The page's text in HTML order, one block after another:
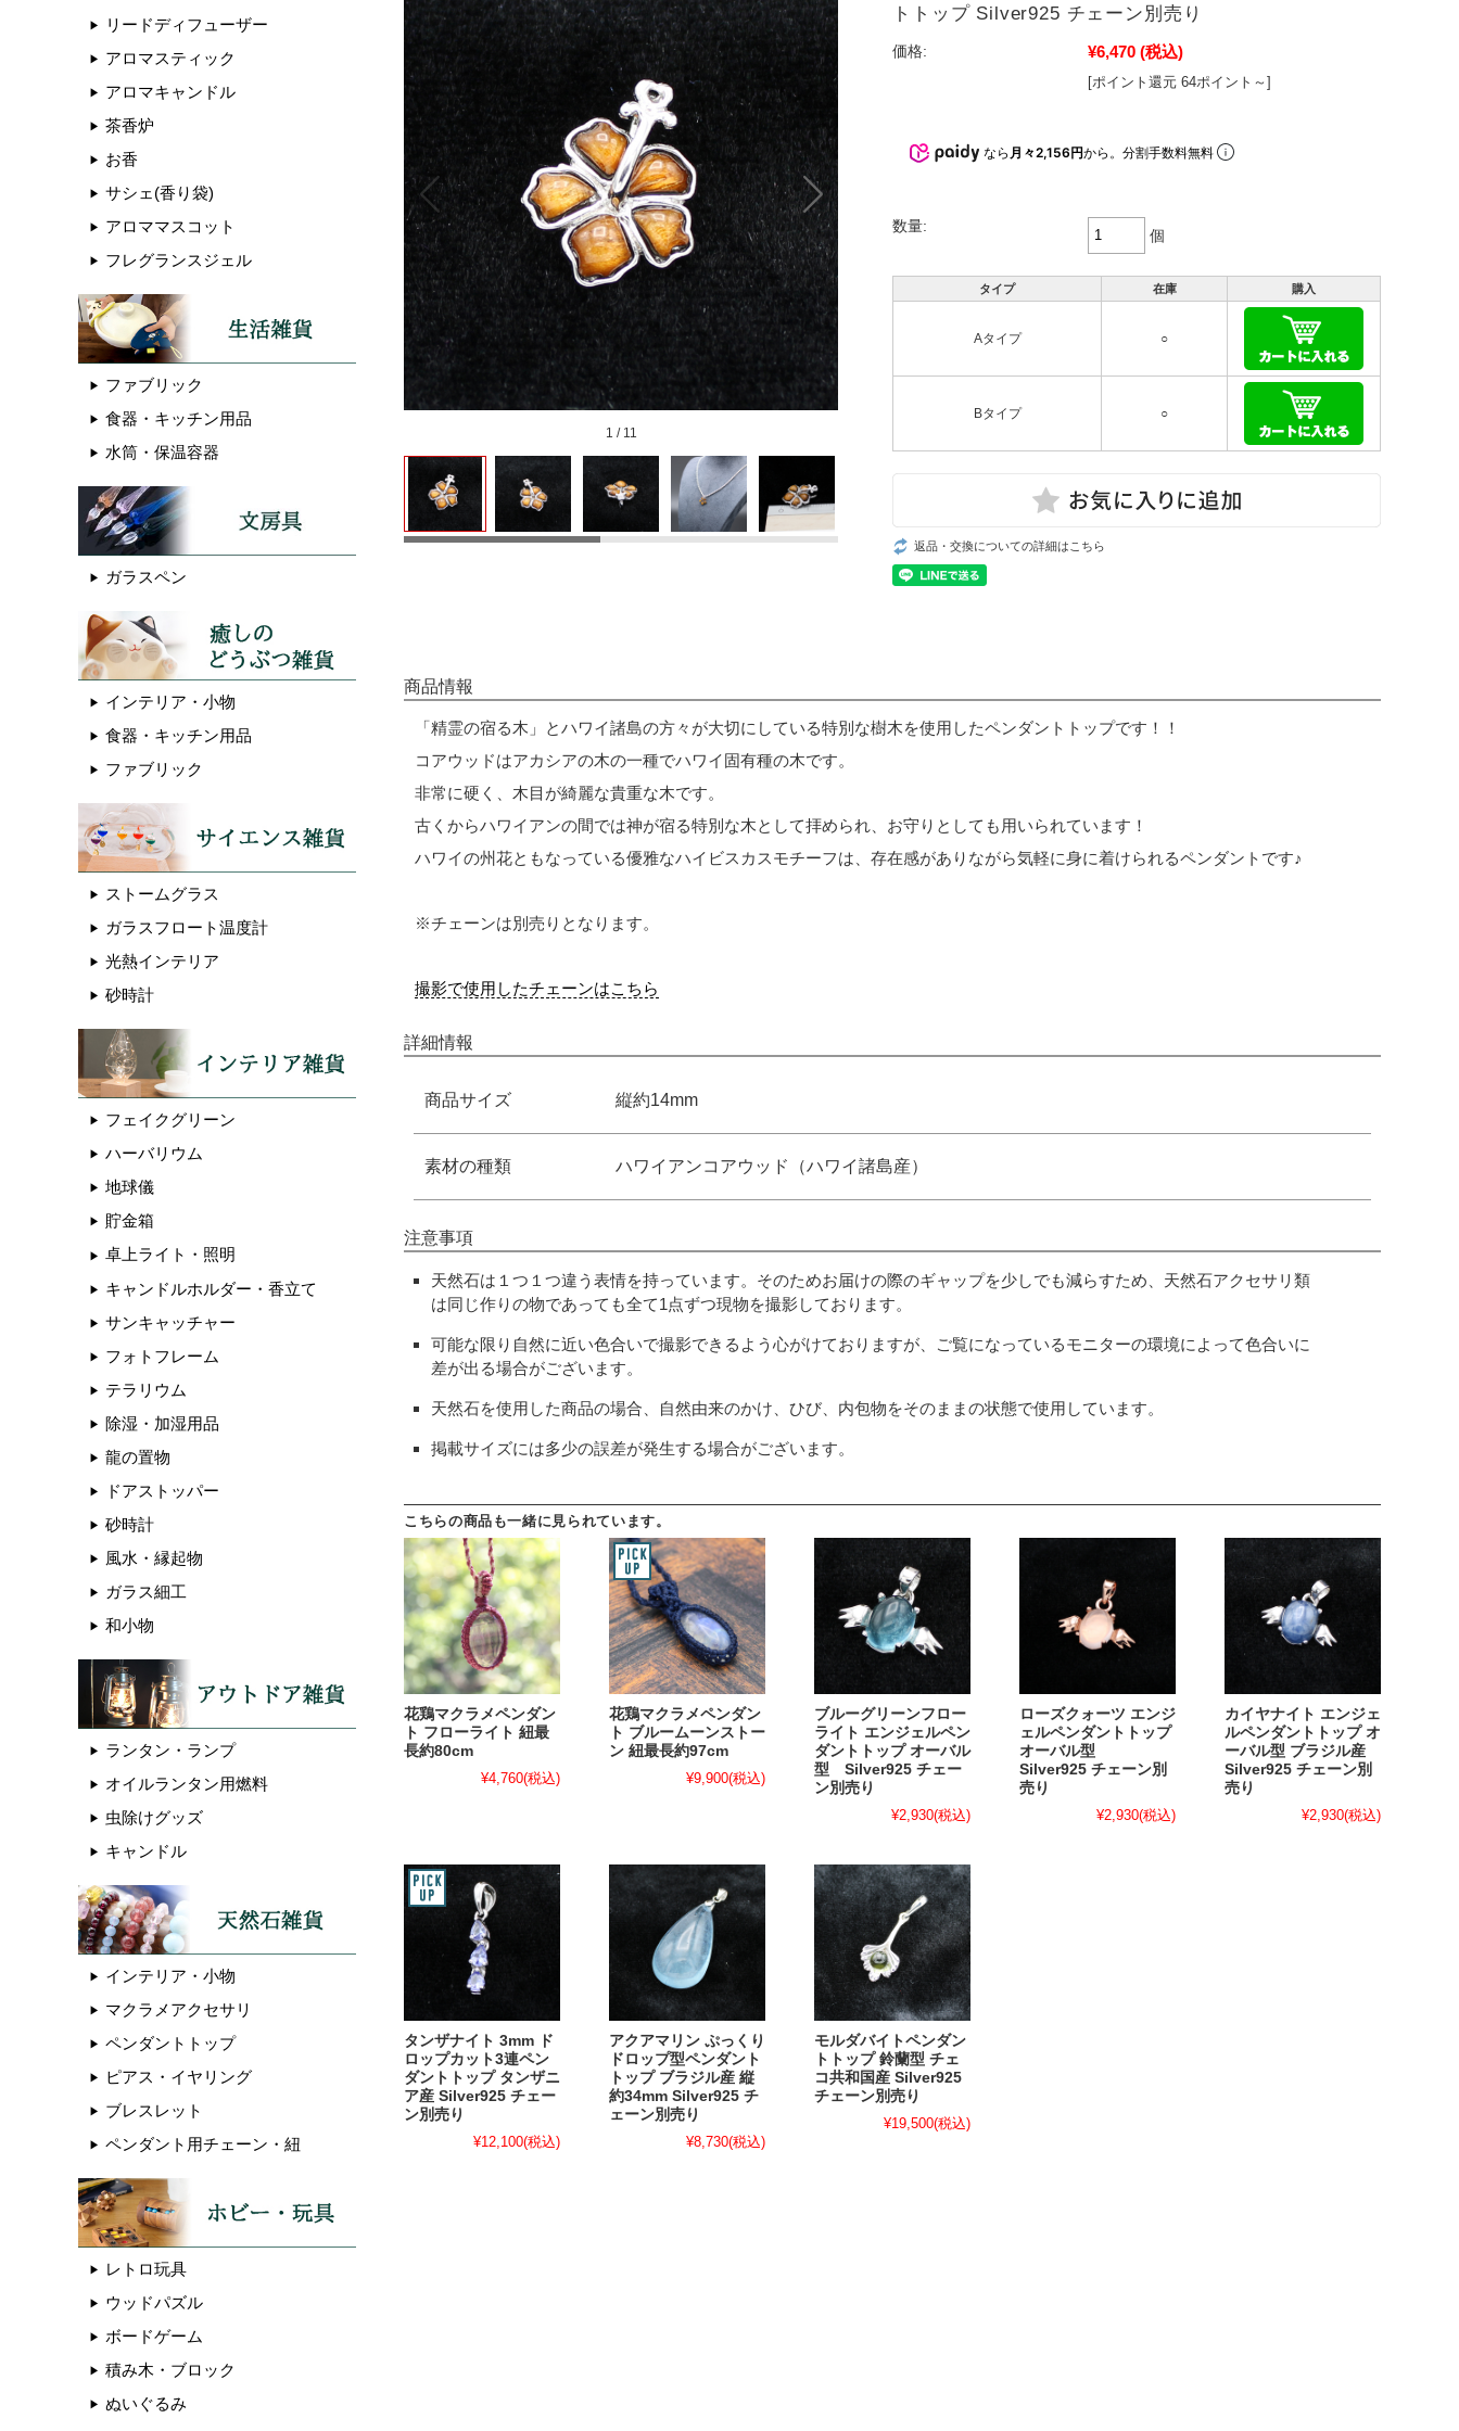
1 / 11
トトップ Silver925 チェーン別売り
価格: ¥6,470 (税込)
[ポイント還元 64ポイント～]
なら 月々2,156円から。分割手数料無料
数量:
個
タイプ 在庫 購入
Aタイプ ○
Bタイプ ○
返品・交換についての詳細はこちら
商品情報
「精霊の宿る木」とハワイ諸島の方々が大切にしている特別な樹木を使用したペンダントトップです！！
コアウッドはアカシアの木の一種でハワイ固有種の木です。
非常に硬く、木目が綺麗な貴重な木です。
古くからハワイアンの間では神が宿る特別な木として拝められ、お守りとしても用いられています！
ハワイの州花ともなっている優雅なハイビスカスモチーフは、存在感がありながら気軽に身に着けられるペンダントです♪
※チェーンは別売りとなります。
撮影で使用したチェーンはこちら
詳細情報
商品サイズ 縦約14mm
素材の種類 ハワイアンコアウッド（ハワイ諸島産）
注意事項
天然石は１つ１つ違う表情を持っています。そのためお届けの際のギャップを少しでも減らすため、天然石アクセサリ類
は同じ作りの物であっても全て1点ずつ現物を撮影しております。
可能な限り自然に近い色合いで撮影できるよう心がけておりますが、ご覧になっているモニターの環境によって色合いに
差が出る場合がございます。
天然石を使用した商品の場合、自然由来のかけ、ひび、内包物をそのままの状態で使用しています。
掲載サイズには多少の誤差が発生する場合がございます。
こちらの商品も一緒に見られています。
花鶏マクラメペンダン
ト フローライト 紐最
長約80cm
¥4,760(税込)
花鶏マクラメペンダン
ト ブルームーンストー
ン 紐最長約97cm
¥9,900(税込)
ブルーグリーンフロー
ライト エンジェルペン
ダントトップ オーバル
型 Silver925 チェー
ン別売り
¥2,930(税込)
ローズクォーツ エンジ
ェルペンダントトップ
オーバル型
Silver925 チェーン別
売り
¥2,930(税込)
カイヤナイト エンジェ
ルペンダントトップ オ
ーバル型 ブラジル産
Silver925 チェーン別
売り
¥2,930(税込)
タンザナイト 3mm ド
ロップカット3連ペン
ダントトップ タンザニ
ア産 Silver925 チェー
ン別売り
¥12,100(税込)
アクアマリン ぷっくり
ドロップ型ペンダント
トップ ブラジル産 縦
約34mm Silver925 チ
ェーン別売り
¥8,730(税込)
モルダバイトペンダン
トトップ 鈴蘭型 チェ
コ共和国産 Silver925
チェーン別売り
¥19,500(税込)
リードディフューザー
アロマスティック
アロマキャンドル
茶香炉
お香
サシェ(香り袋)
アロママスコット
フレグランスジェル
ファブリック
食器・キッチン用品
水筒・保温容器
ガラスペン
インテリア・小物
食器・キッチン用品
ファブリック
ストームグラス
ガラスフロート温度計
光熱インテリア
砂時計
フェイクグリーン
ハーバリウム
地球儀
貯金箱
卓上ライト・照明
キャンドルホルダー・香立て
サンキャッチャー
フォトフレーム
テラリウム
除湿・加湿用品
龍の置物
ドアストッパー
砂時計
風水・縁起物
ガラス細工
和小物
ランタン・ランプ
オイルランタン用燃料
虫除けグッズ
キャンドル
インテリア・小物
マクラメアクセサリ
ペンダントトップ
ピアス・イヤリング
ブレスレット
ペンダント用チェーン・紐
レトロ玩具
ウッドパズル
ボードゲーム
積み木・ブロック
ぬいぐるみ